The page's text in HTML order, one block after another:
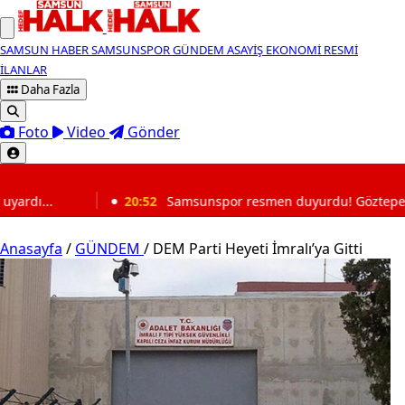
SAMSUN HABERSAMSUNSPORGÜNDEM ASAYİŞ EKONOMİ RESMİ
İLANLAR
Daha Fazla
Foto Video Gönder
Samsunspor resmen duyurdu! Göztepe maçının biletleri satışa
Anasayfa / GÜNDEM / DEM Parti Heyeti İmralı’ya Gitti